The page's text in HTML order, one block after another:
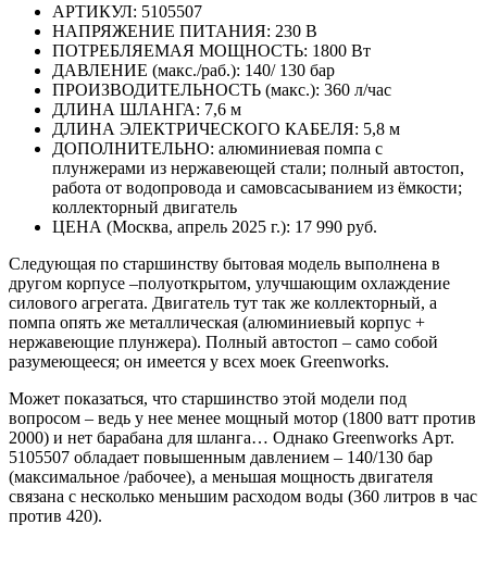
АРТИКУЛ: 5105507
НАПРЯЖЕНИЕ ПИТАНИЯ: 230 В
ПОТРЕБЛЯЕМАЯ МОЩНОСТЬ: 1800 Вт
ДАВЛЕНИЕ (макс./раб.): 140/ 130 бар
ПРОИЗВОДИТЕЛЬНОСТЬ (макс.): 360 л/час
ДЛИНА ШЛАНГА: 7,6 м
ДЛИНА ЭЛЕКТРИЧЕСКОГО КАБЕЛЯ: 5,8 м
ДОПОЛНИТЕЛЬНО: алюминиевая помпа с
плунжерами из нержавеющей стали; полный автостоп,
работа от водопровода и самовсасыванием из ёмкости;
коллекторный двигатель
ЦЕНА (Москва, апрель 2025 г.): 17 990 руб.
Следующая по старшинству бытовая модель выполнена в
другом корпусе –полуоткрытом, улучшающим охлаждение
силового агрегата. Двигатель тут так же коллекторный, а
помпа опять же металлическая (алюминиевый корпус +
нержавеющие плунжера). Полный автостоп – само собой
разумеющееся; он имеется у всех моек Greenworks.
Может показаться, что старшинство этой модели под
вопросом – ведь у нее менее мощный мотор (1800 ватт против
2000) и нет барабана для шланга… Однако Greenworks Арт.
5105507 обладает повышенным давлением – 140/130 бар
(максимальное /рабочее), а меньшая мощность двигателя
связана с несколько меньшим расходом воды (360 литров в час
против 420).